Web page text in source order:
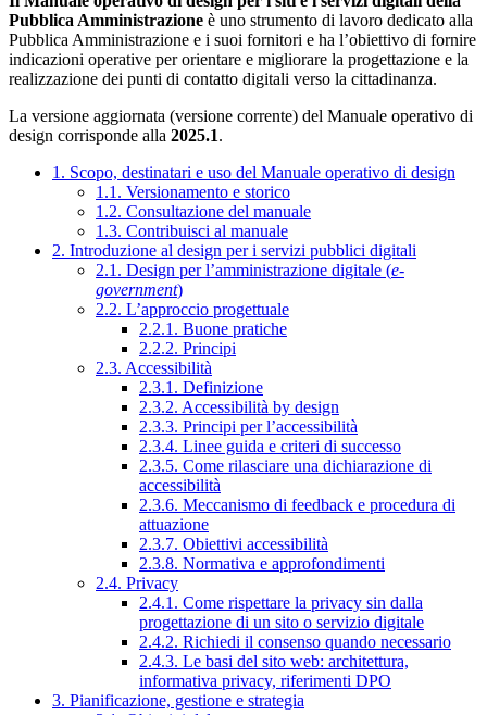
Pubblica Amministrazione è uno strumento di lavoro dedicato alla
Pubblica Amministrazione e i suoi fornitori e ha l’obiettivo di fornire
indicazioni operative per orientare e migliorare la progettazione e la
realizzazione dei punti di contatto digitali verso la cittadinanza.
La versione aggiornata (versione corrente) del Manuale operativo di
design corrisponde alla 2025.1.
1. Scopo, destinatari e uso del Manuale operativo di design
1.1. Versionamento e storico
1.2. Consultazione del manuale
1.3. Contribuisci al manuale
2. Introduzione al design per i servizi pubblici digitali
2.1. Design per l’amministrazione digitale (e-
government)
2.2. L’approccio progettuale
2.2.1. Buone pratiche
2.2.2. Principi
2.3. Accessibilità
2.3.1. Definizione
2.3.2. Accessibilità by design
2.3.3. Principi per l’accessibilità
2.3.4. Linee guida e criteri di successo
2.3.5. Come rilasciare una dichiarazione di
accessibilità
2.3.6. Meccanismo di feedback e procedura di
attuazione
2.3.7. Obiettivi accessibilità
2.3.8. Normativa e approfondimenti
2.4. Privacy
2.4.1. Come rispettare la privacy sin dalla
progettazione di un sito o servizio digitale
2.4.2. Richiedi il consenso quando necessario
2.4.3. Le basi del sito web: architettura,
informativa privacy, riferimenti DPO
3. Pianificazione, gestione e strategia